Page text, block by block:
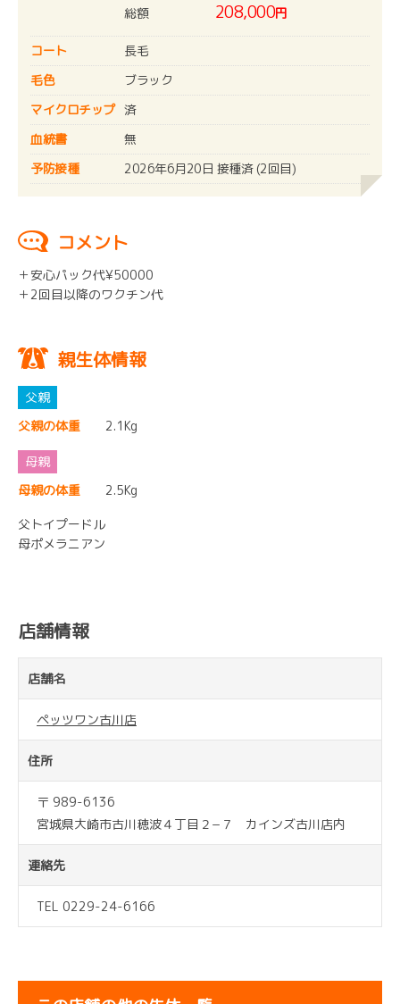
総額
208,000円
コート
長毛
毛色
ブラック
マイクロチップ 済
血統書
無
予防接種
2026年6月20日 接種済 (2回目)
コメント
＋安心パック代¥50000
＋2回目以降のワクチン代
親生体情報
父親の体重 2.1Kg
母親の体重
2.5Kg
父トイプードル
母ポメラニアン
店舗情報
店舗名
ペッツワン古川店
住所
〒 989-6136
宮城県大崎市古川穂波４丁目２−７ カインズ古川店内
連絡先
TEL 0229-24-6166